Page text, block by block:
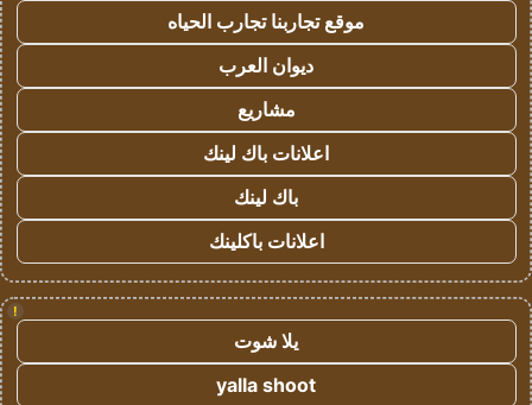
موقع تجاربنا تجارب الحياه
ديوان العرب
مشاريع
اعلانات باك لينك
باك لينك
اعلانات باكلينك
!
يلا شوت
yalla shoot